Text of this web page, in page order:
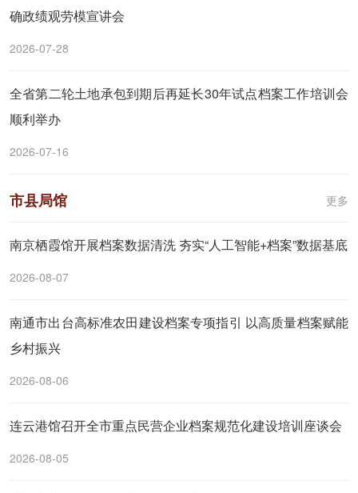
确政绩观劳模宣讲会
2026-07-28
全省第二轮土地承包到期后再延长30年试点档案工作培训会
顺利举办
2026-07-16
市县局馆 更多
南京栖霞馆开展档案数据清洗 夯实“人工智能+档案”数据基底
2026-08-07
南通市出台高标准农田建设档案专项指引 以高质量档案赋能
乡村振兴
2026-08-06
连云港馆召开全市重点民营企业档案规范化建设培训座谈会
2026-08-05